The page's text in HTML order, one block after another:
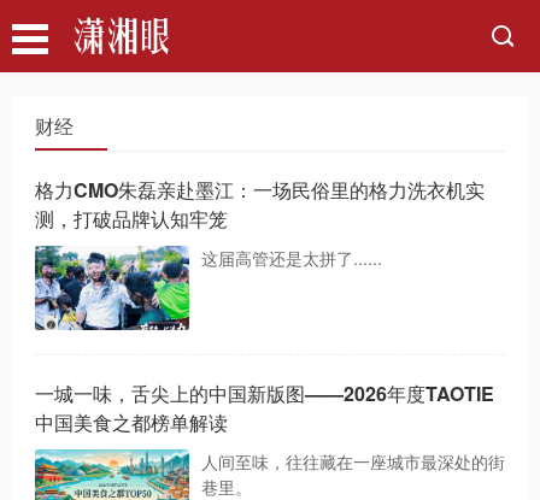
财经
格力CMO朱磊亲赴墨江：一场民俗里的格力洗衣机实
测，打破品牌认知牢笼
这届高管还是太拼了......
一城一味，舌尖上的中国新版图——2026年度TAOTIE
中国美食之都榜单解读
人间至味，往往藏在一座城市最深处的街
巷里。